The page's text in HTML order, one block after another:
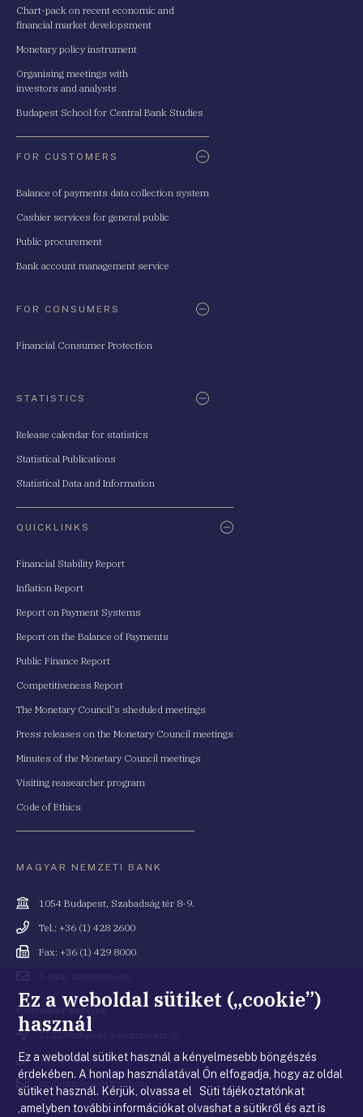
Chart-pack on recent economic and
financial market developsment
Monetary policy instrument
Organising meetings with
investors and analysts
Budapest School for Central Bank Studies
FOR CUSTOMERS
Balance of payments data collection system
Cashier services for general public
Public procurement
Bank account management service
FOR CONSUMERS
Financial Consumer Protection
STATISTICS
Release calendar for statistics
Statistical Publications
Statistical Data and Information
QUICKLINKS
Financial Stability Report
Inflation Report
Report on Payment Systems
Report on the Balance of Payments
Public Finance Report
Competitiveness Report
The Monetary Council's sheduled meetings
Press releases on the Monetary Council meetings
Minutes of the Monetary Council meetings
Visiting reasearcher program
Code of Ethics
MAGYAR NEMZETI BANK
Cím
1054 Budapest, Szabadság tér 8-9.
Telefonszám
Tel.: +36 (1) 428 2600
Fax
Fax: +36 (1) 429 8000
cím
Costumer service
Cím 1122 Budapest, Krisztina krt. 6.
Telefonszám
+36 80 203 776
cím
ugyfelszolgalat@mnb.hu
Ez a weboldal sütiket („cookie”)
használ
Ez a weboldal sütiket használ a kényelmesebb böngészés
érdekében. A honlap használatával Ön elfogadja, hogy az oldal
sütiket használ. Kérjük, olvassa el Süti tájékoztatónkat
,amelyben további információkat olvashat a sütikről és azt is